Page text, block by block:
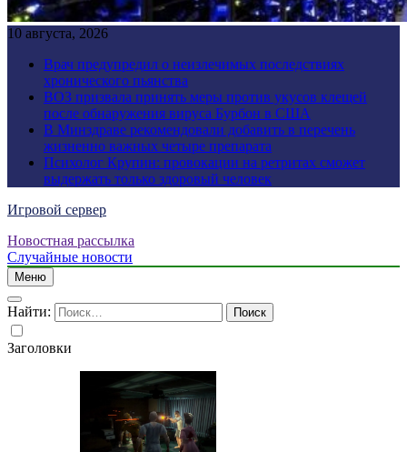
10 августа, 2026
Врач предупредил о неизлечимых последствиях
хронического пьянства
ВОЗ призвала принять меры против укусов клещей
после обнаружения вируса Бурбон в США
В Минздраве рекомендовали добавить в перечень
жизненно важных четыре препарата
Психолог Крупин: провокации на ретритах сможет
выдержать только здоровый человек
Игровой сервер
Новостная рассылка
Случайные новости
Меню
Найти:
Заголовки